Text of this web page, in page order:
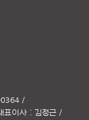
/
표이사 : 김정근 /